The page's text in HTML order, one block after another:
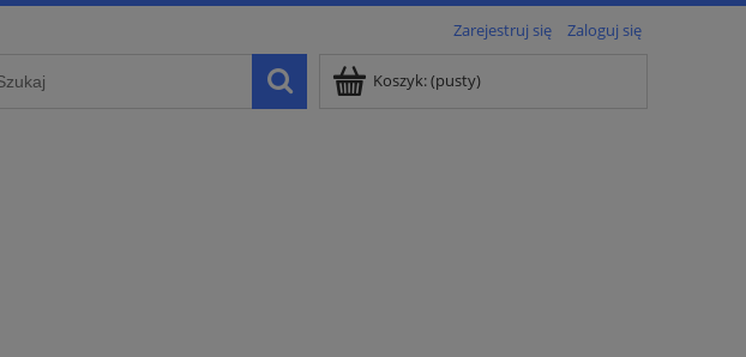
Zarejestruj się Zaloguj się
Koszyk:(pusty)